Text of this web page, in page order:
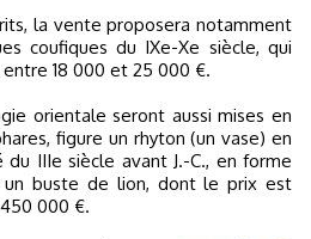
la vente proposera notamment
coufiques du IXe-Xe siècle, qui
18 000 et 25 000 €.
orientale seront aussi mises en
figure un rhyton (un vase) en
IIIe siècle avant J.-C., en forme
buste de lion, dont le prix est
000 €.